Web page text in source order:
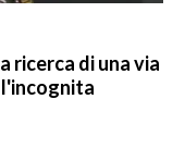
ricerca di una via
l'incognita